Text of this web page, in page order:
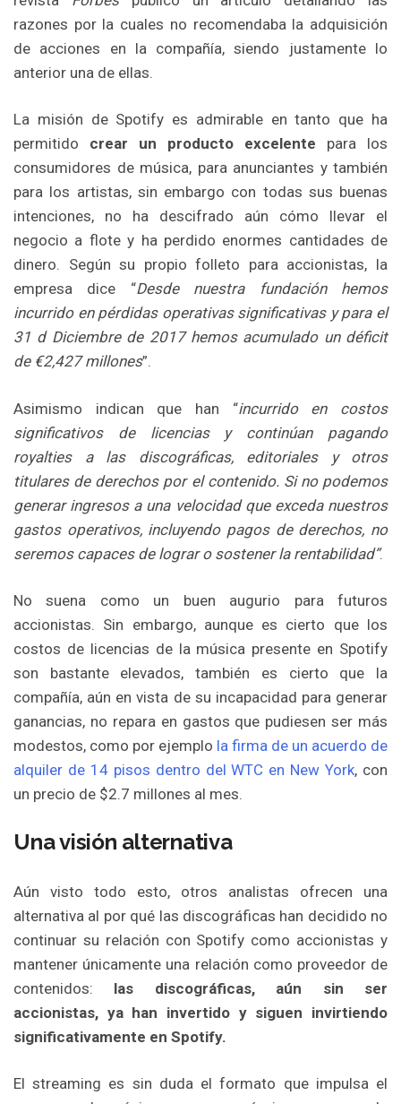
razones por la cuales no recomendaba la adquisición
de acciones en la compañía, siendo justamente lo
anterior una de ellas.
La misión de Spotify es admirable en tanto que ha
permitido crear un producto excelente para los
consumidores de música, para anunciantes y también
para los artistas, sin embargo con todas sus buenas
intenciones, no ha descifrado aún cómo llevar el
negocio a flote y ha perdido enormes cantidades de
dinero. Según su propio folleto para accionistas, la
empresa dice “Desde nuestra fundación hemos
incurrido en pérdidas operativas significativas y para el
31 d Diciembre de 2017 hemos acumulado un déficit
de €2,427 millones”.
Asimismo indican que han “incurrido en costos
significativos de licencias y continúan pagando
royalties a las discográficas, editoriales y otros
titulares de derechos por el contenido. Si no podemos
generar ingresos a una velocidad que exceda nuestros
gastos operativos, incluyendo pagos de derechos, no
seremos capaces de lograr o sostener la rentabilidad”.
No suena como un buen augurio para futuros
accionistas. Sin embargo, aunque es cierto que los
costos de licencias de la música presente en Spotify
son bastante elevados, también es cierto que la
compañía, aún en vista de su incapacidad para generar
ganancias, no repara en gastos que pudiesen ser más
modestos, como por ejemplo la firma de un acuerdo de
alquiler de 14 pisos dentro del WTC en New York, con
un precio de $2.7 millones al mes.
Una visión alternativa
Aún visto todo esto, otros analistas ofrecen una
alternativa al por qué las discográficas han decidido no
continuar su relación con Spotify como accionistas y
mantener únicamente una relación como proveedor de
contenidos: las discográficas, aún sin ser
accionistas, ya han invertido y siguen invirtiendo
significativamente en Spotify.
El streaming es sin duda el formato que impulsa el